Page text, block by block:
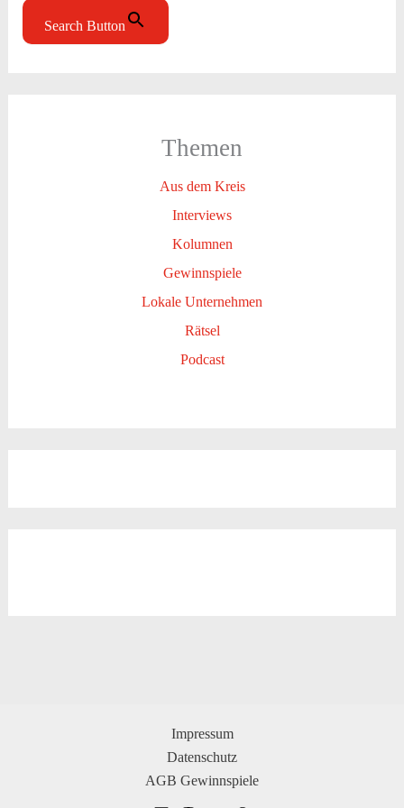
Search Button
Themen
Aus dem Kreis
Interviews
Kolumnen
Gewinnspiele
Lokale Unternehmen
Rätsel
Podcast
Impressum
Datenschutz
AGB Gewinnspiele